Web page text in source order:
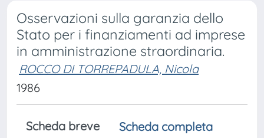
Osservazioni sulla garanzia dello
Stato per i finanziamenti ad imprese
in amministrazione straordinaria.
ROCCO DI TORREPADULA, Nicola
1986
Scheda breve
Scheda completa